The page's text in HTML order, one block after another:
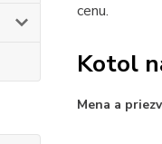
cenu.
Kotol
Mena a